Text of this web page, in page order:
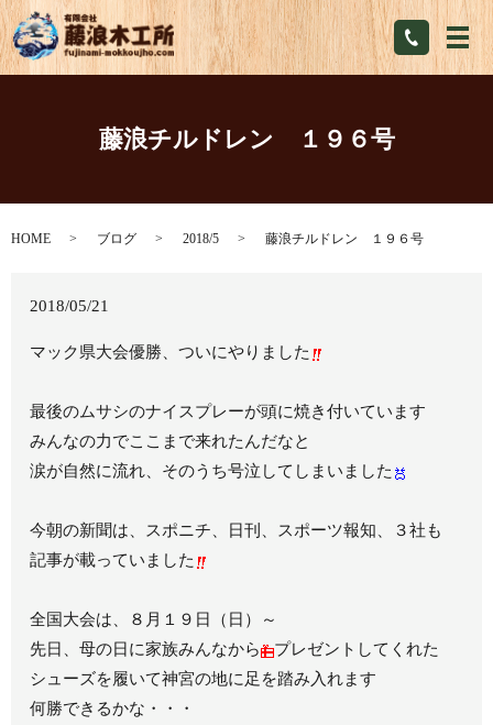
メ
藤浪チルドレン １９６号
HOME ブログ 2018/5 藤浪チルドレン １９６号
2018/05/21
マック県大会優勝、ついにやりました
最後のムサシのナイスプレーが頭に焼き付いています
みんなの力でここまで来れたんだなと
涙が自然に流れ、そのうち号泣してしまいました
今朝の新聞は、スポニチ、日刊、スポーツ報知、３社も
記事が載っていました
全国大会は、８月１９日（日）～
先日、母の日に家族みんなから
プレゼントしてくれた
シューズを履いて神宮の地に足を踏み入れます
何勝できるかな・・・